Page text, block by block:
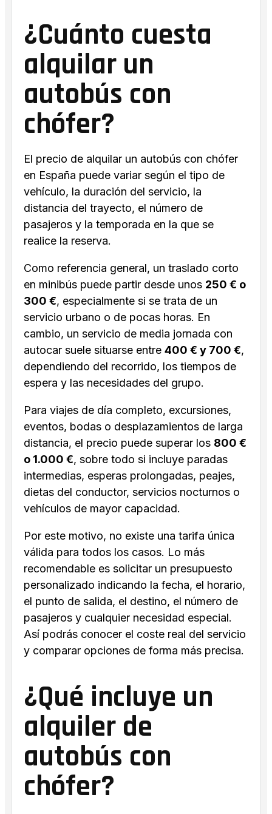
¿Cuánto cuesta
alquilar un
autobús con
chófer?
El precio de alquilar un autobús con chófer
en España puede variar según el tipo de
vehículo, la duración del servicio, la
distancia del trayecto, el número de
pasajeros y la temporada en la que se
realice la reserva.
Como referencia general, un traslado corto
en minibús puede partir desde unos 250 € o
300 €, especialmente si se trata de un
servicio urbano o de pocas horas. En
cambio, un servicio de media jornada con
autocar suele situarse entre 400 € y 700 €,
dependiendo del recorrido, los tiempos de
espera y las necesidades del grupo.
Para viajes de día completo, excursiones,
eventos, bodas o desplazamientos de larga
distancia, el precio puede superar los 800 €
o 1.000 €, sobre todo si incluye paradas
intermedias, esperas prolongadas, peajes,
dietas del conductor, servicios nocturnos o
vehículos de mayor capacidad.
Por este motivo, no existe una tarifa única
válida para todos los casos. Lo más
recomendable es solicitar un presupuesto
personalizado indicando la fecha, el horario,
el punto de salida, el destino, el número de
pasajeros y cualquier necesidad especial.
Así podrás conocer el coste real del servicio
y comparar opciones de forma más precisa.
¿Qué incluye un
alquiler de
autobús con
chófer?